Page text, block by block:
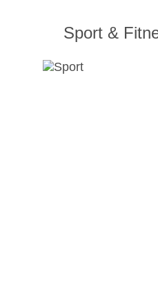
Sport &